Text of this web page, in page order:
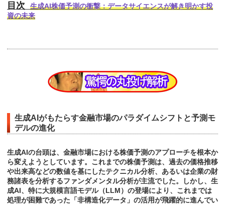
目次
生成AI株価予測の衝撃：データサイエンスが解き明かす投
資の未来
生成AIがもたらす金融市場のパラダイムシフトと予測モ
デルの進化
生成AIの台頭は、金融市場における株価予測のアプローチを根本か
ら変えようとしています。これまでの株価予測は、過去の価格推移
や出来高などの数値を基にしたテクニカル分析、あるいは企業の財
務諸表を分析するファンダメンタル分析が主流でした。しかし、生
成AI、特に大規模言語モデル（LLM）の登場により、これまでは
処理が困難であった「非構造化データ」の活用が飛躍的に進んでい